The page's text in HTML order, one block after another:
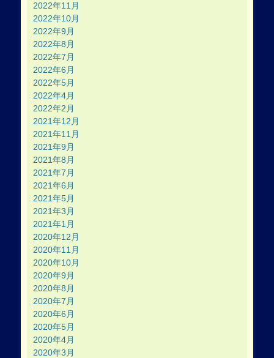
2022年11月
2022年10月
2022年9月
2022年8月
2022年7月
2022年6月
2022年5月
2022年4月
2022年2月
2021年12月
2021年11月
2021年9月
2021年8月
2021年7月
2021年6月
2021年5月
2021年3月
2021年1月
2020年12月
2020年11月
2020年10月
2020年9月
2020年8月
2020年7月
2020年6月
2020年5月
2020年4月
2020年3月